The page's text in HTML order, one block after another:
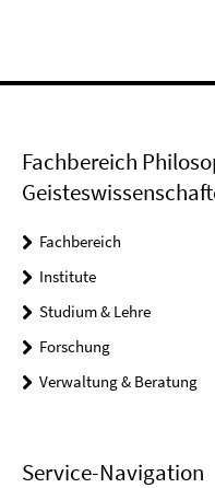
Fachbereich
Fachbereich
Institute
Studium & Lehre
Forschung
Verwaltung & Beratung
Service-Navigation